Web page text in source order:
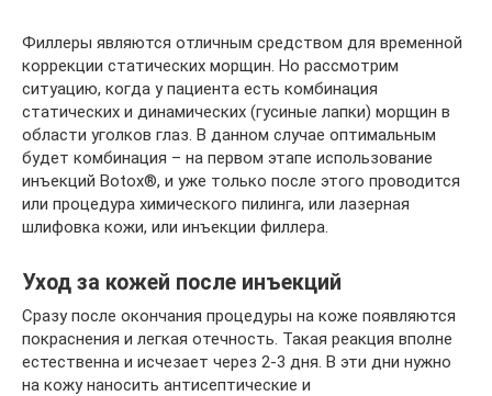
Филлеры являются отличным средством для временной
коррекции статических морщин. Но рассмотрим
ситуацию, когда у пациента есть комбинация
статических и динамических (гусиные лапки) морщин в
области уголков глаз. В данном случае оптимальным
будет комбинация – на первом этапе использование
инъекций Botox®, и уже только после этого проводится
или процедура химического пилинга, или лазерная
шлифовка кожи, или инъекции филлера.
Уход за кожей после инъекций
Сразу после окончания процедуры на коже появляются
покраснения и легкая отечность. Такая реакция вполне
естественна и исчезает через 2-3 дня. В эти дни нужно
на кожу наносить антисептические и